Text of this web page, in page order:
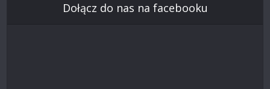
Dołącz do nas na facebooku